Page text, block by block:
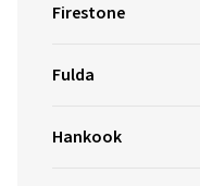
Firestone
Fulda
Hankook